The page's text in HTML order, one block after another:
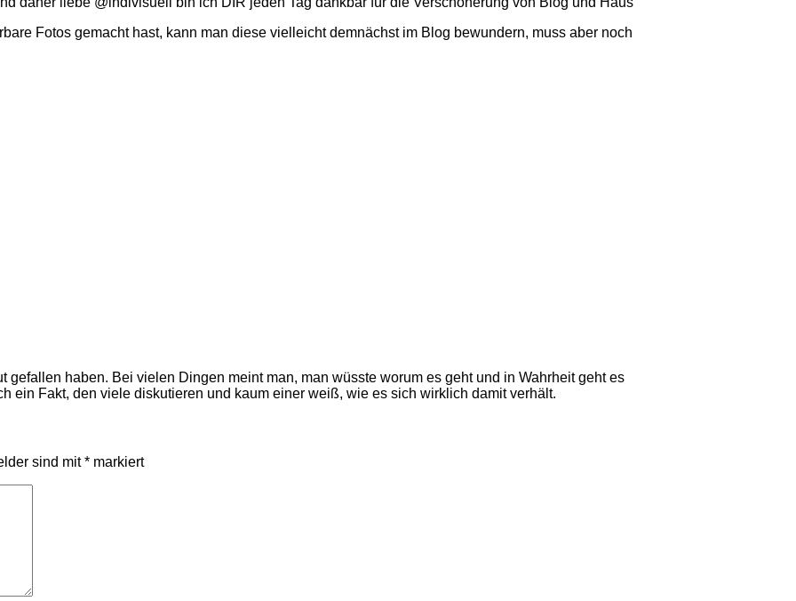
Fotos gemacht hast, kann man diese vielleicht demnächst im Blog bewundern, muss aber noch
gefallen haben. Bei vielen Dingen meint man, man wüsste worum es geht und in Wahrheit geht es
ein Fakt, den viele diskutieren und kaum einer weiß, wie es sich wirklich damit verhält.
sind mit* markiert